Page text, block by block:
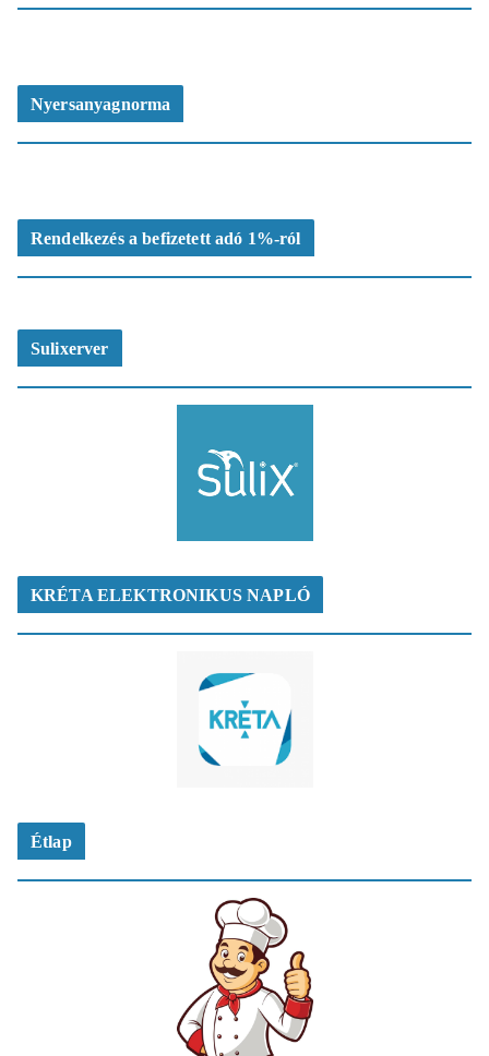
Nyersanyagnorma
Rendelkezés a befizetett adó 1%-ról
Sulixerver
KRÉTA ELEKTRONIKUS NAPLÓ
Étlap